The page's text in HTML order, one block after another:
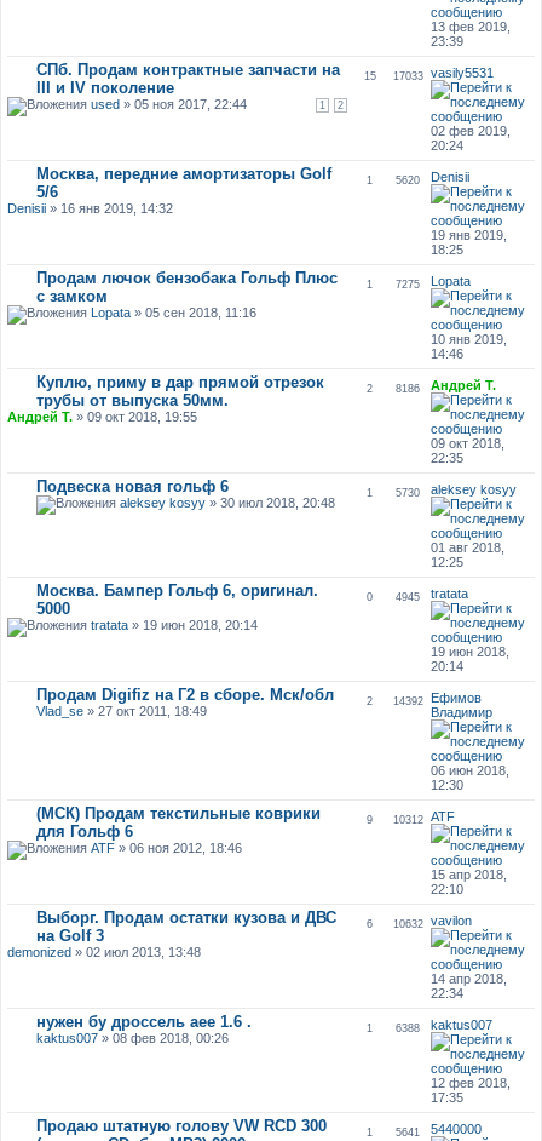
13 фев 2019,
23:39
СПб. Продам контрактные запчасти на
III и IV поколение
1 2
used» 05 ноя 2017, 22:44
15 17033 vasily5531
02 фев 2019,
20:24
Москва, передние амортизаторы Golf
5/6
Denisii» 16 янв 2019, 14:32
1 5620 Denisii
19 янв 2019,
18:25
Продам лючок бензобака Гольф Плюс
с замком
Lopata» 05 сен 2018, 11:16
1 7275 Lopata
10 янв 2019,
14:46
Куплю, приму в дар прямой отрезок
трубы от выпуска 50мм.
Андрей Т.» 09 окт 2018, 19:55
2 8186 Андрей Т.
09 окт 2018,
22:35
Подвеска новая гольф 6
aleksey kosyy» 30 июл 2018, 20:48
1 5730 aleksey kosyy
01 авг 2018,
12:25
Москва. Бампер Гольф 6, оригинал.
5000
tratata» 19 июн 2018, 20:14
0 4945 tratata
19 июн 2018,
20:14
Продам Digifiz на Г2 в сборе. Мск/обл
Vlad_se» 27 окт 2011, 18:49
2 14392
Ефимов
Владимир
06 июн 2018,
12:30
(МСК) Продам текстильные коврики
для Гольф 6
ATF» 06 ноя 2012, 18:46
9 10312 ATF
15 апр 2018,
22:10
Выборг. Продам остатки кузова и ДВС
на Golf 3
demonized» 02 июл 2013, 13:48
6 10632 vavilon
14 апр 2018,
22:34
нужен бу дроссель аее 1.6 .
kaktus007» 08 фев 2018, 00:26
1 6388 kaktus007
12 фев 2018,
17:35
Продаю штатную голову VW RCD 300
1 5641 5440000